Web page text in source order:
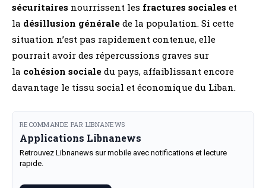
sécuritaires nourrissent les fractures sociales et
la désillusion générale de la population. Si cette
situation n’est pas rapidement contenue, elle
pourrait avoir des répercussions graves sur
la cohésion sociale du pays, affaiblissant encore
davantage le tissu social et économique du Liban.
RECOMMANDE PAR LIBNANEWS
Applications Libnanews
Retrouvez Libnanews sur mobile avec notifications et lecture
rapide.